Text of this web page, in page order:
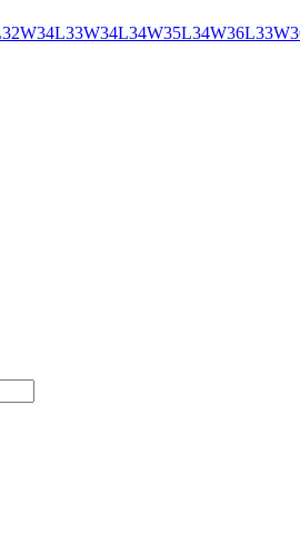
W34L33W34L34W35L34W36L33